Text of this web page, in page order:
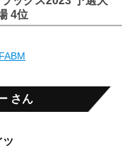
4位
さん
ツ